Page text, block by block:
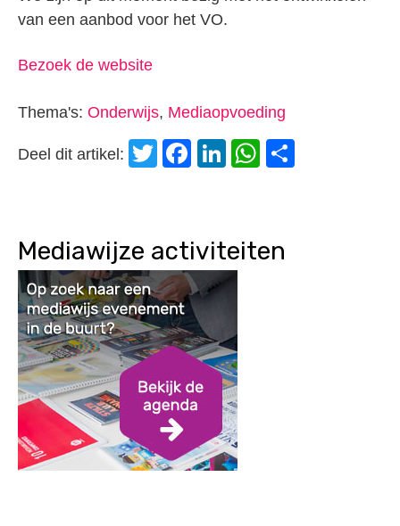
van een aanbod voor het VO.
Bezoek de website
Thema's: Onderwijs, Mediaopvoeding
Deel dit artikel: Twitter
Facebook
LinkedIn
WhatsApp
Mediawijze activiteiten